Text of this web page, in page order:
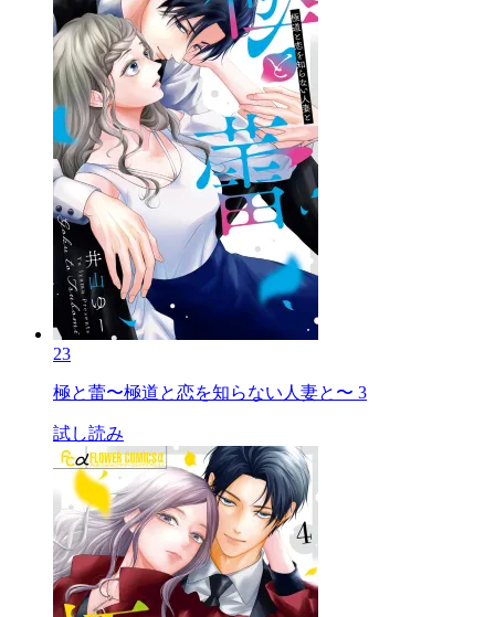
23
極と蕾〜極道と恋を知らない人妻と〜 3
試し読み